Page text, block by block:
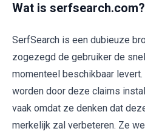
Wat is serfsearch.com?
SerfSearch is een dubieuze
zogezegd de gebruiker de
momenteel beschikbaar
worden door deze claims
vaak omdat ze denken dat
merkelijk zal verbeteren. Ze